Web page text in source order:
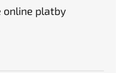
online platby